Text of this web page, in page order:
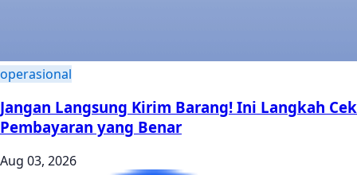
operasional
Jangan Langsung Kirim Barang! Ini Langkah Cek
Pembayaran yang Benar
Aug 03, 2026